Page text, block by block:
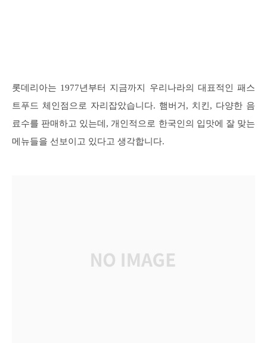
롯데리아는 1977년부터 지금까지 우리나라의 대표적인 패스
트푸드 체인점으로 자리잡았습니다. 햄버거, 치킨, 다양한 음
료수를 판매하고 있는데, 개인적으로 한국인의 입맛에 잘 맞는
메뉴들을 선보이고 있다고 생각합니다.